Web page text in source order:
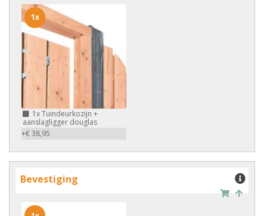
1xTuindeurkozijn +
aanslagligger douglas
+€ 38,95
1x
Bevestiging